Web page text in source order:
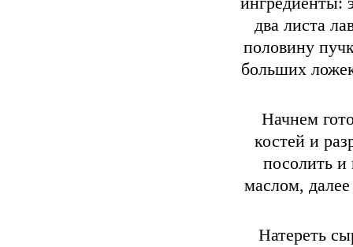
будут
два листа
половину
больших
Начнем
костей и
посолить и
маслом,
Натереть